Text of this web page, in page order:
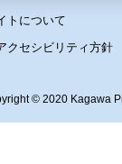
トについて
クセシビリティ方針
© 2020 Kagawa